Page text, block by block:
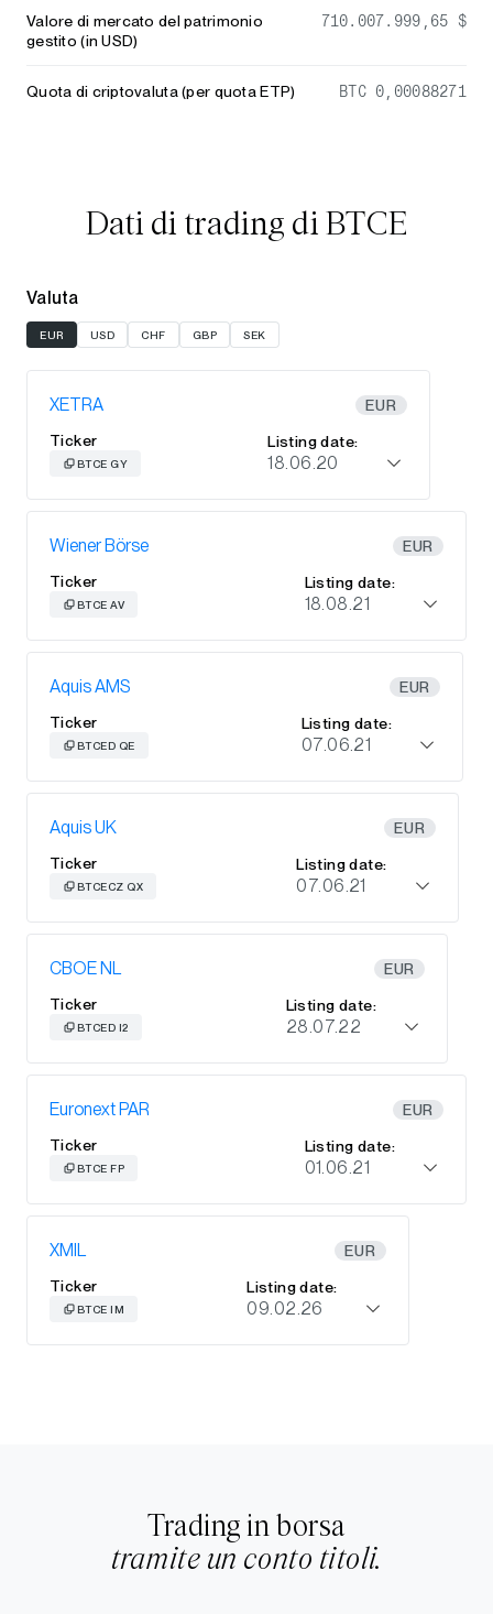
Valore di mercato del patrimonio
gestito (in USD)
710.007.999,65 $
Quota di criptovaluta (per quota ETP) BTC 0,00088271
Dati di trading di BTCE
Valuta
EUR USD CHF GBP SEK
XETRA
EUR
Ticker
BTCE GY
Listing date:
18.06.20
Wiener Börse
EUR
Ticker
BTCE AV
Listing date:
18.08.21
Aquis AMS
EUR
Ticker
BTCED QE
Listing date:
07.06.21
Aquis UK
EUR
Ticker
BTCECZ QX
Listing date:
07.06.21
CBOE NL
EUR
Ticker
BTCED I2
Listing date:
28.07.22
Euronext PAR
EUR
Ticker
BTCE FP
Listing date:
01.06.21
XMIL
EUR
Ticker
BTCE IM
Listing date:
09.02.26
Trading in borsa
tramite un conto titoli.